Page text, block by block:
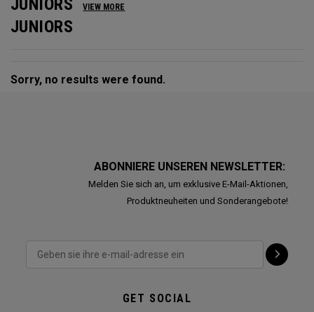
JUNIORS VIEW MORE
JUNIORS
Sorry, no results were found.
ABONNIERE UNSEREN NEWSLETTER:
Melden Sie sich an, um exklusive E-Mail-Aktionen,
Produktneuheiten und Sonderangebote!
GET SOCIAL